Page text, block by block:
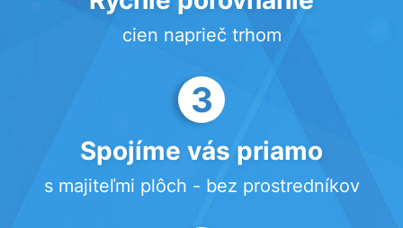
cien naprieč trhom
3
Spojíme vás priamo
s majiteľmi plôch - bez prostredníkov